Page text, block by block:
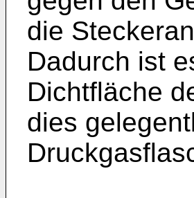
die
Dadurch ist
Dichtfläche
dies